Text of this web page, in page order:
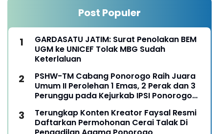
Post Populer
GARDASATU JATIM: Surat Penolakan BEM
UGM ke UNICEF Tolak MBG Sudah
Keterlaluan
PSHW-TM Cabang Ponorogo Raih Juara
Umum II Perolehan 1 Emas, 2 Perak dan 3
Perunggu pada Kejurkab IPSI Ponorogo
Terungkap Konten Kreator Faysal Resmi
Daftarkan Permohonan Cerai Talak Di